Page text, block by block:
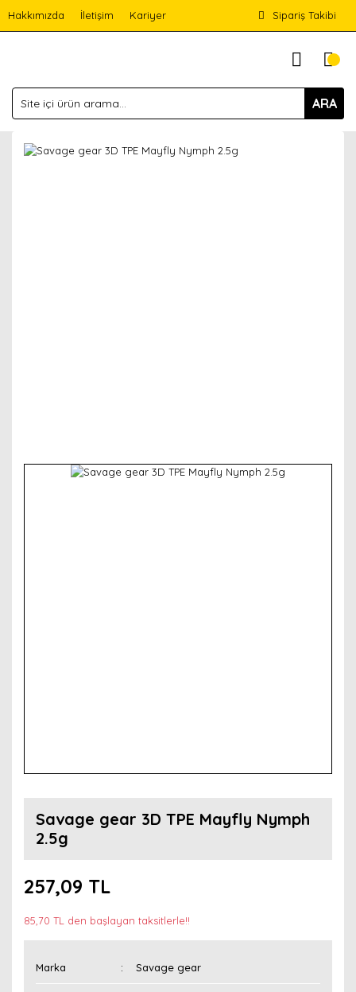
Hakkımızda İletişim Kariyer Sipariş Takibi
ARA
Savage gear 3D TPE Mayfly Nymph
2.5g
257,09 TL
85,70 TL den başlayan taksitlerle!!
Marka Savage gear